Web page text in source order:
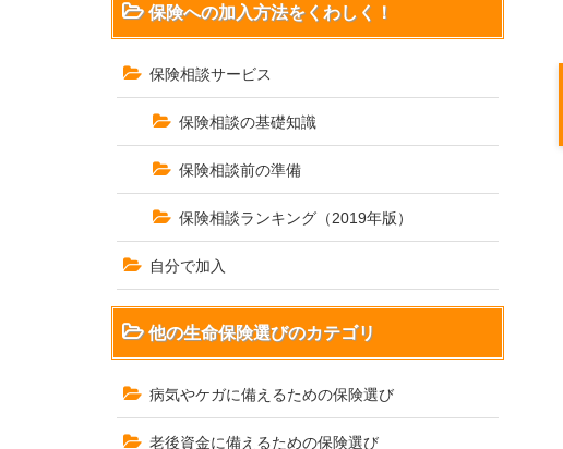
保険への加入方法をくわしく！
保険相談サービス
保険相談の基礎知識
保険相談前の準備
保険相談ランキング（2019年版）
自分で加入
他の生命保険選びのカテゴリ
病気やケガに備えるための保険選び
老後資金に備えるための保険選び